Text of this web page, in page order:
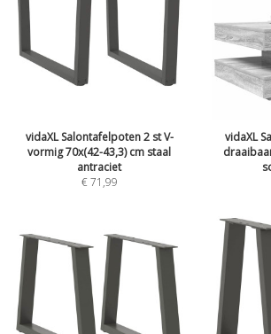
vidaXL Salontafelpoten 2 st V-
vormig 70x(42-43,3) cm staal
antraciet
€71,99
vidaXL